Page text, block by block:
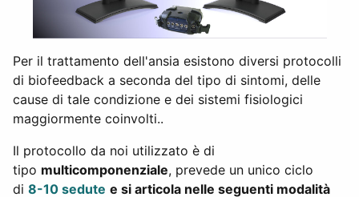
Per il trattamento dell'ansia esistono diversi protocolli
di biofeedback a seconda del tipo di sintomi, delle
cause di tale condizione e dei sistemi fisiologici
maggiormente coinvolti..
Il protocollo da noi utilizzato è di
tipo multicomponenziale, prevede un unico ciclo
di 8-10 sedute e si articola nelle seguenti modalità